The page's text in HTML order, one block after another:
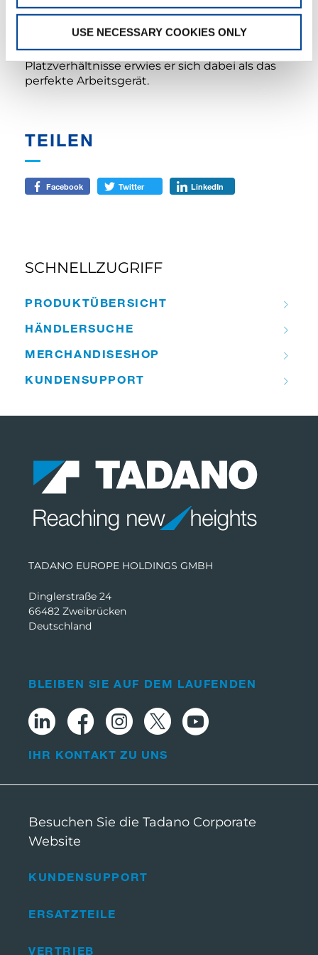
USE NECESSARY COOKIES ONLY
Unternehmens hat er seine Leitungsfähigkeit
Industriebetrieb eindrucksvoll unter Beweis
gestellt –ؘ aufgrund der beengten
Platzverhältnisse erwies er sich dabei als das
perfekte Arbeitsgerät.
TEILEN
Facebook Twitter LinkedIn
SCHNELLZUGRIFF
PRODUKT­ÜBERSICHT
HÄNDLER­­SUCHE
MERCHANDISE­­SHOP
KUNDEN­­SUPPORT
TADANO EUROPE HOLDINGS GMBH
Dinglerstraße 24
66482 Zweibrücken
Deutschland
KUNDENSUPPORT
ERSATZTEILE
VERTRIEB
BLEIBEN SIE AUF DEM LAUFENDEN
IHR KONTAKT ZU UNS
Besuchen Sie die Tadano Corporate
Website